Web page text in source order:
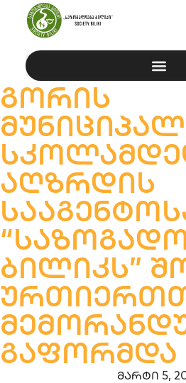
გორის
აღზრდის
ბილიკს”
გაფორმდა
მარტი 5,